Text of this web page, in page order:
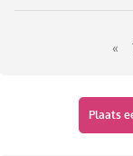
«
Plaats